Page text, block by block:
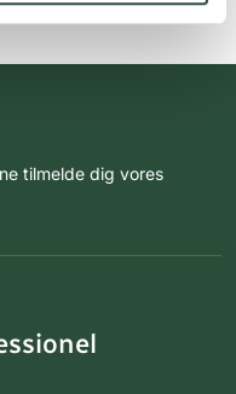
tilmelde dig vores